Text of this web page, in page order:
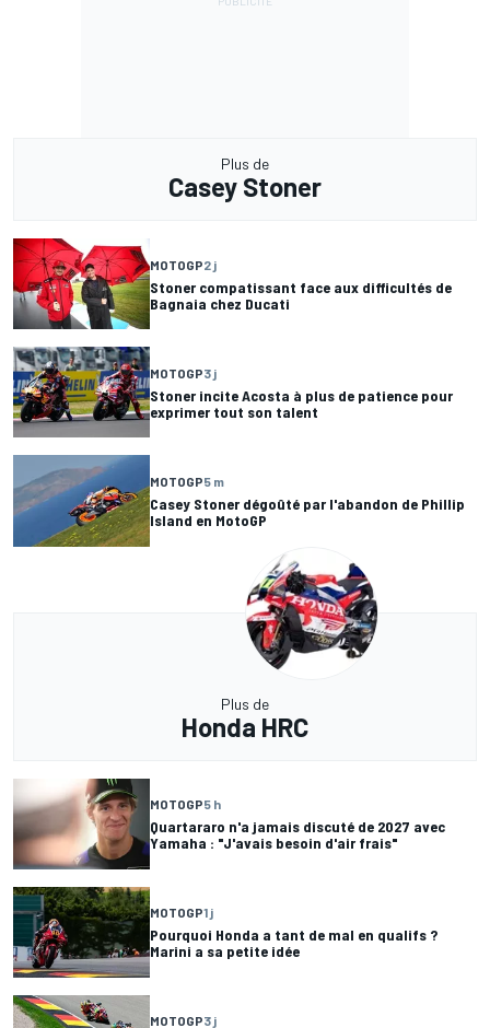
Plus de
Casey Stoner
MOTOGP2 j
Stoner compatissant face aux difficultés de
Bagnaia chez Ducati
MOTOGP3 j
Stoner incite Acosta à plus de patience pour
exprimer tout son talent
MOTOGP5 m
Casey Stoner dégoûté par l'abandon de Phillip
Island en MotoGP
Plus de
Honda HRC
MOTOGP5 h
Quartararo n'a jamais discuté de 2027 avec
Yamaha : "J'avais besoin d'air frais"
MOTOGP1 j
Pourquoi Honda a tant de mal en qualifs ?
Marini a sa petite idée
MOTOGP3 j